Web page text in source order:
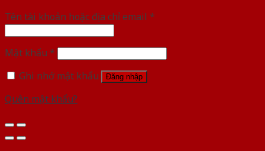
Tên tài khoản hoặc địa chỉ email *
Mật khẩu *
Ghi nhớ mật khẩu
Đăng nhập
Quên mật khẩu?